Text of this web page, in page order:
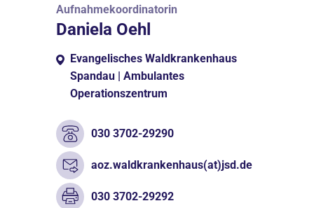
Aufnahmekoordinatorin
Daniela Oehl
Evangelisches Waldkrankenhaus
Spandau | Ambulantes
Operationszentrum
030 3702-29290
aoz.waldkrankenhaus(at)jsd.de
030 3702-29292